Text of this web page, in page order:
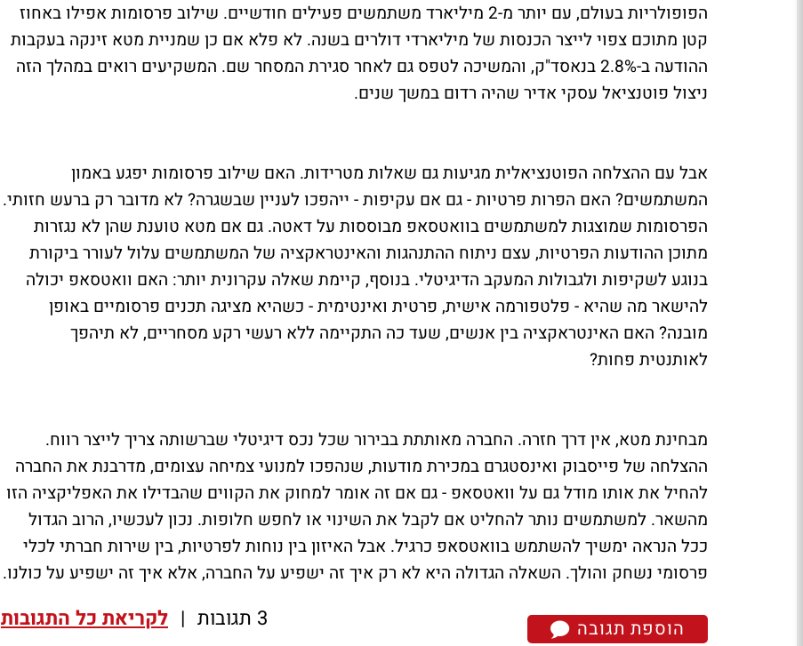
הפופולריות בעולם, עם יותר מ-2 מיליארד משתמשים פעילים חודשיים. שילוב פרסומות אפילו באחוז
קטן מתוכם צפוי לייצר הכנסות של מיליארדי דולרים בשנה. לא פלא אם כן שמניית מטא זינקה בעקבות
ההודעה ב-2.8% בנאסד"ק, והמשיכה לטפס גם לאחר סגירת המסחר שם. המשקיעים רואים במהלך הזה
ניצול פוטנציאל עסקי אדיר שהיה רדום במשך שנים.
אבל עם ההצלחה הפוטנציאלית מגיעות גם שאלות מטרידות. האם שילוב פרסומות יפגע באמון
המשתמשים? האם הפרות פרטיות - גם אם עקיפות - ייהפכו לעניין שבשגרה? לא מדובר רק ברעש חזותי.
הפרסומות שמוצגות למשתמשים בוואטסאפ מבוססות על דאטה. גם אם מטא טוענת שהן לא נגזרות
מתוכן ההודעות הפרטיות, עצם ניתוח ההתנהגות והאינטראקציה של המשתמשים עלול לעורר ביקורת
בנוגע לשקיפות ולגבולות המעקב הדיגיטלי. בנוסף, קיימת שאלה עקרונית יותר: האם וואטסאפ יכולה
להישאר מה שהיא - פלטפורמה אישית, פרטית ואינטימית - כשהיא מציגה תכנים פרסומיים באופן
מובנה? האם האינטראקציה בין אנשים, שעד כה התקיימה ללא רעשי רקע מסחריים, לא תיהפך
לאותנטית פחות?
מבחינת מטא, אין דרך חזרה. החברה מאותתת בבירור שכל נכס דיגיטלי שברשותה צריך לייצר רווח.
ההצלחה של פייסבוק ואינסטגרם במכירת מודעות, שנהפכו למנועי צמיחה עצומים, מדרבנת את החברה
להחיל את אותו מודל גם על וואטסאפ - גם אם זה אומר למחוק את הקווים שהבדילו את האפליקציה הזו
מהשאר. למשתמשים נותר להחליט אם לקבל את השינוי או לחפש חלופות. נכון לעכשיו, הרוב הגדול
ככל הנראה ימשיך להשתמש בוואטסאפ כרגיל. אבל האיזון בין נוחות לפרטיות, בין שירות חברתי לכלי
פרסומי נשחק והולך. השאלה הגדולה היא לא רק איך זה ישפיע על החברה, אלא איך זה ישפיע על כולנו.
הוספת תגובה 3 תגובות | לקריאת כל התגובות